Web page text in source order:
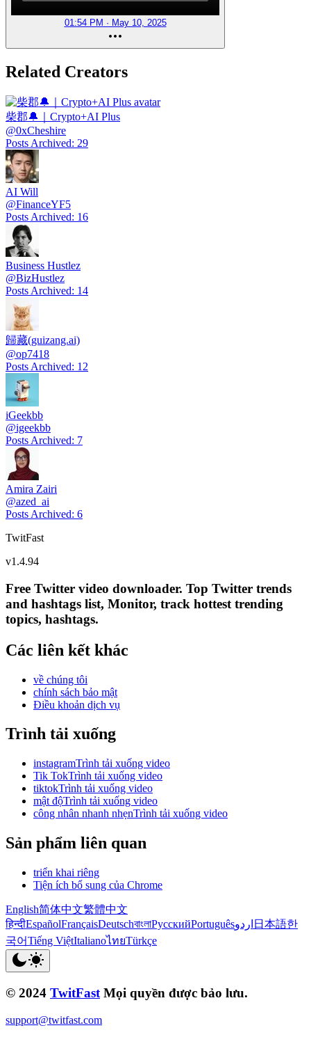
01:54 PM · May 10, 2025
Related Creators
柴郡🔔｜Crypto+AI Plus
@0xCheshire
Posts Archived: 29
AI Will
@FinanceYF5
Posts Archived: 16
Business Hustlez
@BizHustlez
Posts Archived: 14
歸藏(guizang.ai)
@op7418
Posts Archived: 12
iGeekbb
@igeekbb
Posts Archived: 7
Amira Zairi
@azed_ai
Posts Archived: 6
TwitFast
v1.4.94
Free Twitter video downloader. Top Twitter trends
and hashtags list, Monitor, track hottest trending
topics, hashtags.
Các liên kết khác
về chúng tôi
chính sách bảo mật
Điều khoản dịch vụ
Trình tải xuống
instagramTrình tải xuống video
Tik TokTrình tải xuống video
tiktokTrình tải xuống video
mật độTrình tải xuống video
công nhân nhanh nhẹnTrình tải xuống video
Sản phẩm liên quan
triển khai riêng
Tiện ích bổ sung của Chrome
English简体中文繁體中文
हिन्दीEspañolFrançaisDeutschবাংলাРусскийPortuguêsاردو 日本語한
국어Tiếng ViệtItalianoไทยTürkçe
© 2024 TwitFast Mọi quyền được bảo lưu.
support@twitfast.com